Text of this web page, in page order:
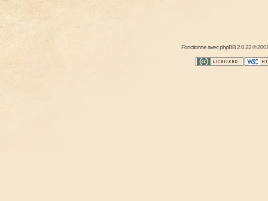
Fonctionne avecphpBB2.0.22 ©